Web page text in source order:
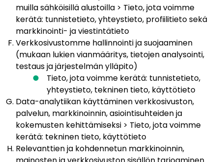
muilla sähköisillä alustoilla > Tieto, jota voimme
kerätä: tunnistetieto, yhteystieto, profiilitieto sekä
markkinointi- ja viestintätieto
Verkkosivustomme hallinnointi ja suojaaminen
(mukaan lukien vianmääritys, tietojen analysointi,
testaus ja järjestelmän ylläpito)
Tieto, jota voimme kerätä: tunnistetieto,
yhteystieto, tekninen tieto, käyttötieto
Data-analytiikan käyttäminen verkkosivuston,
palvelun, markkinoinnin, asiointisuhteiden ja
kokemusten kehittämiseksi > Tieto, jota voimme
kerätä: tekninen tieto, käyttötieto
Relevanttien ja kohdennetun markkinoinnin,